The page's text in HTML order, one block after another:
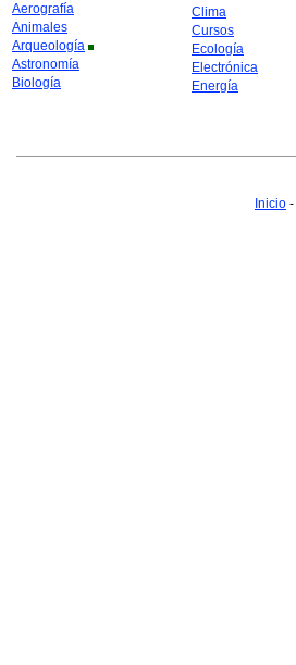
Aerografía
Animales
Arqueología
Astronomía
Biología
Clima
Cursos
Ecología
Electrónica
Energía
Inicio -